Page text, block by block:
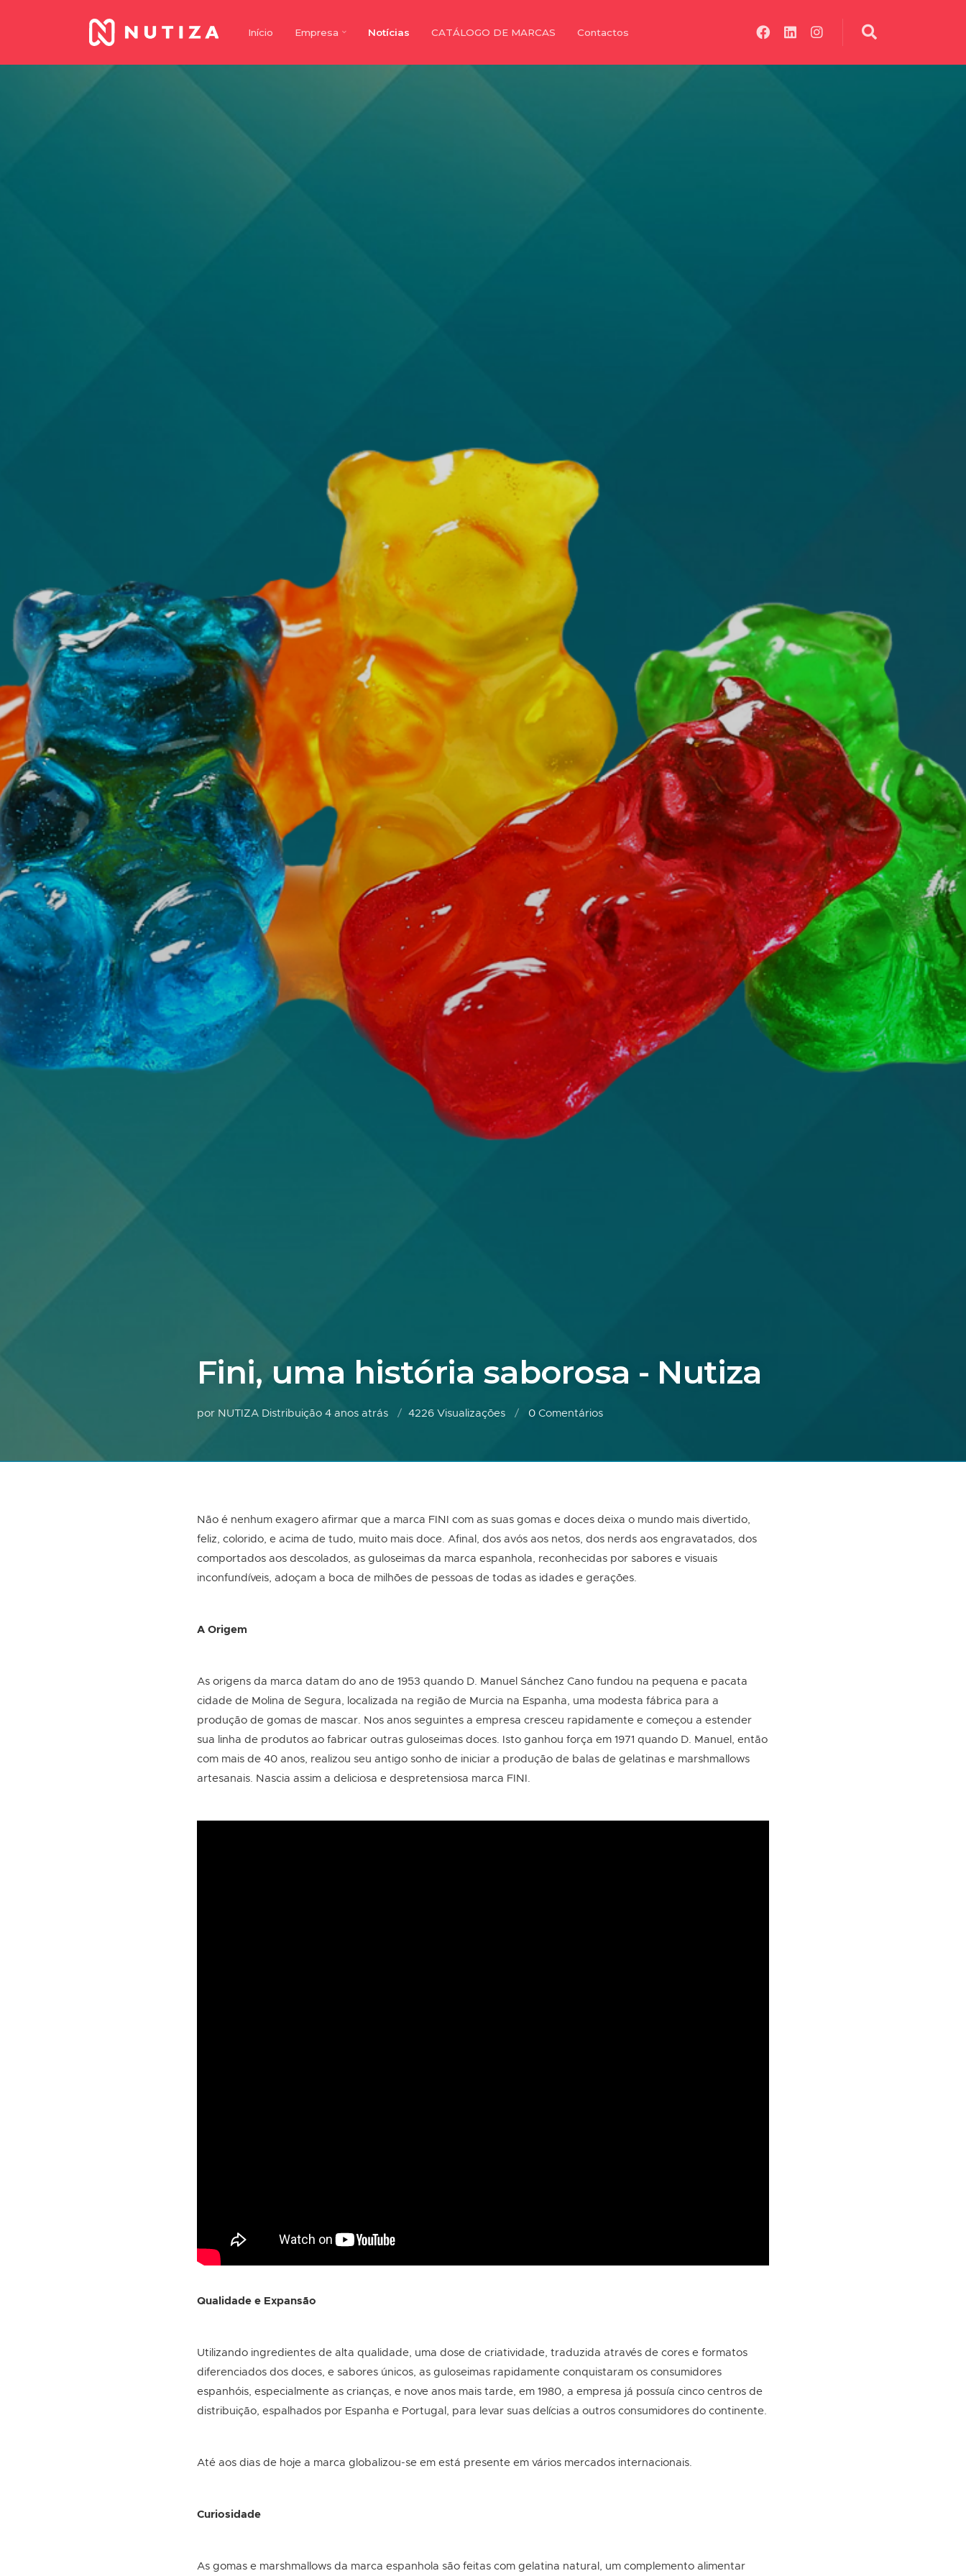
Início Empresa Notícias CATÁLOGO DE MARCAS Contactos
Fini, uma história saborosa - Nutiza
por NUTIZA Distribuição 4 anos atrás 4226 Visualizações 0 Comentários
Não é nenhum exagero afirmar que a marca FINI com as suas gomas e doces deixa o mundo mais divertido,
feliz, colorido, e acima de tudo, muito mais doce. Afinal, dos avós aos netos, dos nerds aos engravatados, dos
comportados aos descolados, as guloseimas da marca espanhola, reconhecidas por sabores e visuais
inconfundíveis, adoçam a boca de milhões de pessoas de todas as idades e gerações.
A Origem
As origens da marca datam do ano de 1953 quando D. Manuel Sánchez Cano fundou na pequena e pacata
cidade de Molina de Segura, localizada na região de Murcia na Espanha, uma modesta fábrica para a
produção de gomas de mascar. Nos anos seguintes a empresa cresceu rapidamente e começou a estender
sua linha de produtos ao fabricar outras guloseimas doces. Isto ganhou força em 1971 quando D. Manuel, então
com mais de 40 anos, realizou seu antigo sonho de iniciar a produção de balas de gelatinas e marshmallows
artesanais. Nascia assim a deliciosa e despretensiosa marca FINI.
Qualidade e Expansão
Utilizando ingredientes de alta qualidade, uma dose de criatividade, traduzida através de cores e formatos
diferenciados dos doces, e sabores únicos, as guloseimas rapidamente conquistaram os consumidores
espanhóis, especialmente as crianças, e nove anos mais tarde, em 1980, a empresa já possuía cinco centros de
distribuição, espalhados por Espanha e Portugal, para levar suas delícias a outros consumidores do continente.
Até aos dias de hoje a marca globalizou-se em está presente em vários mercados internacionais.
Curiosidade
As gomas e marshmallows da marca espanhola são feitas com gelatina natural, um complemento alimentar